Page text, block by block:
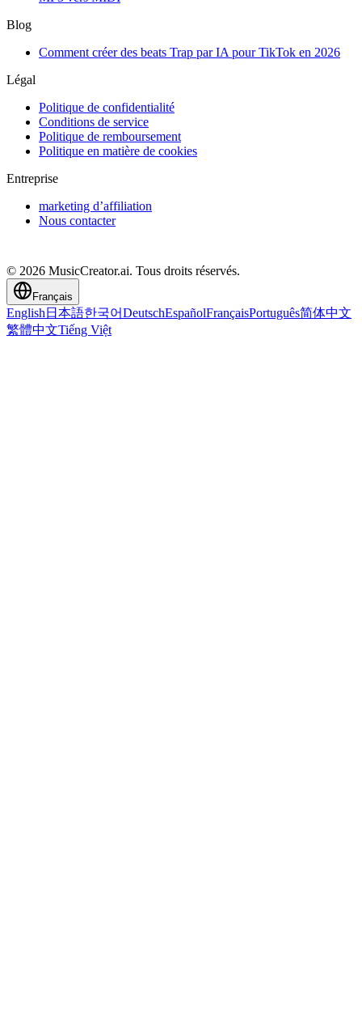
Blog
Comment créer des beats Trap par IA pour TikTok en 2026
Légal
Politique de confidentialité
Conditions de service
Politique de remboursement
Politique en matière de cookies
Entreprise
marketing d’affiliation
Nous contacter
© 2026 MusicCreator.ai. Tous droits réservés.
Français
English 日本語한국어DeutschEspañolFrançaisPortuguês简体中文
繁體中文Tiếng Việt